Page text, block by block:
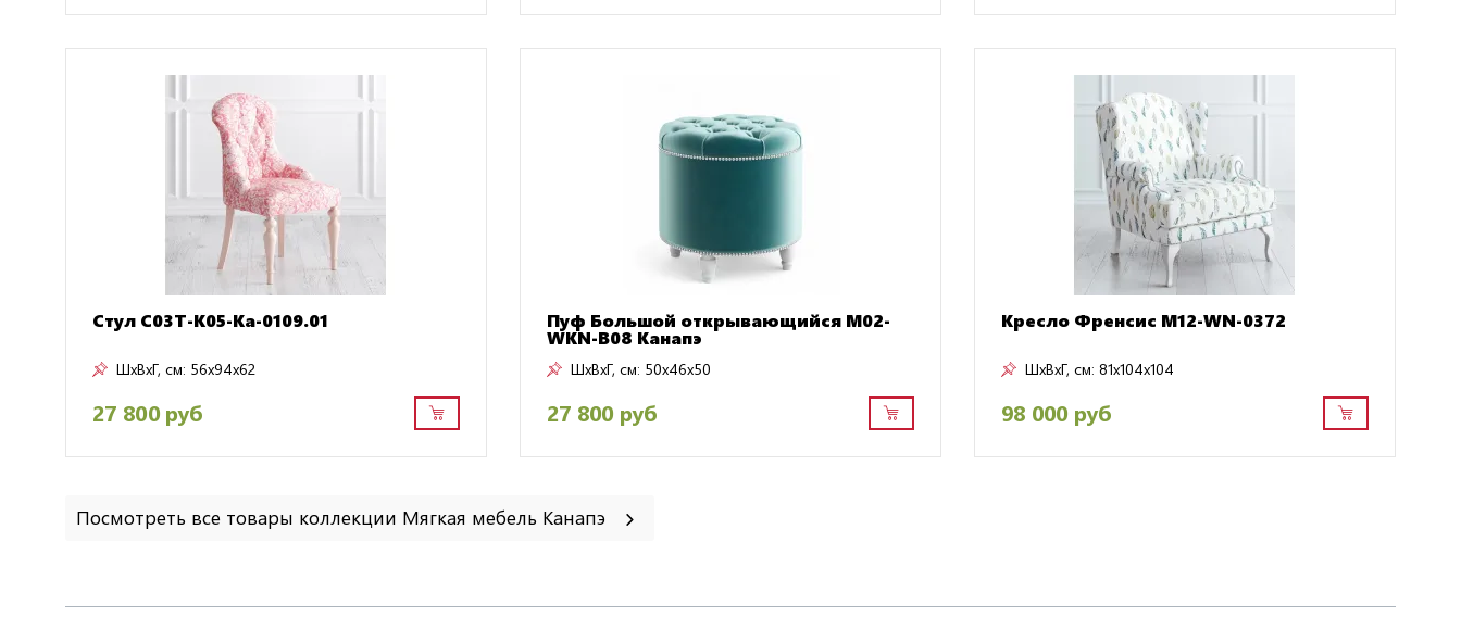
Стул C03T-K05-Ka-0109.01
ШxВxГ, см: 56x94x62
27 800 руб
Пуф Большой открывающийся M02-
WKN-B08 Канапэ
ШxВxГ, см: 50x46x50
27 800 руб
Кресло Френсис M12-WN-0372
ШxВxГ, см: 81x104x104
98 000 руб
Посмотреть все товары коллекции Мягкая мебель Канапэ